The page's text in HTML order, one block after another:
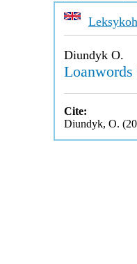
Diundyk O.
Cite:
Diundyk, O.